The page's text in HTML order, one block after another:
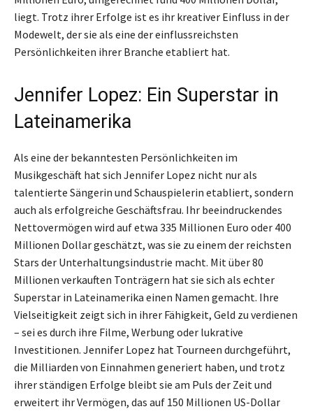
liegt. Trotz ihrer Erfolge ist es ihr kreativer Einfluss in der
Modewelt, der sie als eine der einflussreichsten
Persönlichkeiten ihrer Branche etabliert hat.
Jennifer Lopez: Ein Superstar in
Lateinamerika
Als eine der bekanntesten Persönlichkeiten im
Musikgeschäft hat sich Jennifer Lopez nicht nur als
talentierte Sängerin und Schauspielerin etabliert, sondern
auch als erfolgreiche Geschäftsfrau. Ihr beeindruckendes
Nettovermögen wird auf etwa 335 Millionen Euro oder 400
Millionen Dollar geschätzt, was sie zu einem der reichsten
Stars der Unterhaltungsindustrie macht. Mit über 80
Millionen verkauften Tonträgern hat sie sich als echter
Superstar in Lateinamerika einen Namen gemacht. Ihre
Vielseitigkeit zeigt sich in ihrer Fähigkeit, Geld zu verdienen
– sei es durch ihre Filme, Werbung oder lukrative
Investitionen. Jennifer Lopez hat Tourneen durchgeführt,
die Milliarden von Einnahmen generiert haben, und trotz
ihrer ständigen Erfolge bleibt sie am Puls der Zeit und
erweitert ihr Vermögen, das auf 150 Millionen US-Dollar